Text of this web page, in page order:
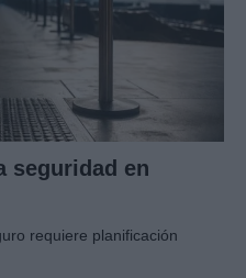
seguridad en
requiere planificación